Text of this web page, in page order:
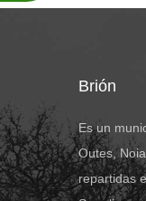
Brión
Es un
Outes,
repartidas